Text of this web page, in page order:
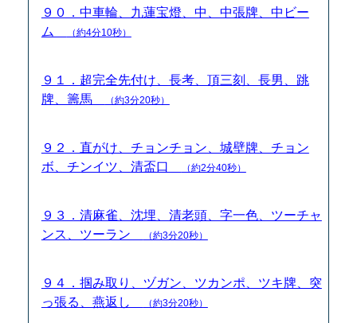
９０．中車輪、九蓮宝燈、中、中張牌、中ビー
ム
（約4分10秒）
９１．超完全先付け、長考、頂三刻、長男、跳
牌、籌馬
（約3分20秒）
９２．直がけ、チョンチョン、城壁牌、チョン
ボ、チンイツ、清盃口
（約2分40秒）
９３．清麻雀、沈埋、清老頭、字一色、ツーチャ
ンス、ツーラン
（約3分20秒）
９４．掴み取り、ヅガン、ツカンポ、ツキ牌、突
っ張る、燕返し
（約3分20秒）